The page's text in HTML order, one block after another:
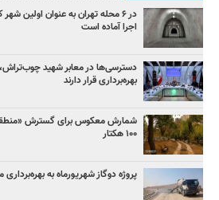
در ۶ محله تهران به عنوان
اجرا آماده است
دسترسی‌ها در معابر شهید چوب‌تراش،
بهره‌برداری قرار دارند
شمارش معکوس برای گسترش «منطقه
۱۰۰ هکتار
پروژه دوگاز شهریورماه به